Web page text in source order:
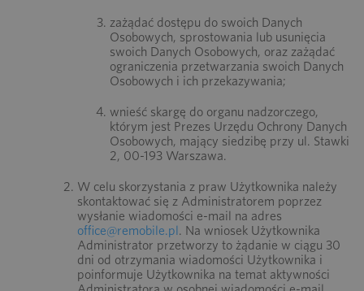
zażądać dostępu do swoich Danych
Osobowych, sprostowania lub usunięcia
swoich Danych Osobowych, oraz zażądać
ograniczenia przetwarzania swoich Danych
Osobowych i ich przekazywania;
wnieść skargę do organu nadzorczego,
którym jest Prezes Urzędu Ochrony Danych
Osobowych, mający siedzibę przy ul. Stawki
2, 00-193 Warszawa.
W celu skorzystania z praw Użytkownika należy
skontaktować się z Administratorem poprzez
wysłanie wiadomości e-mail na adres
office@remobile.pl. Na wniosek Użytkownika
Administrator przetworzy to żądanie w ciągu 30
dni od otrzymania wiadomości Użytkownika i
poinformuje Użytkownika na temat aktywności